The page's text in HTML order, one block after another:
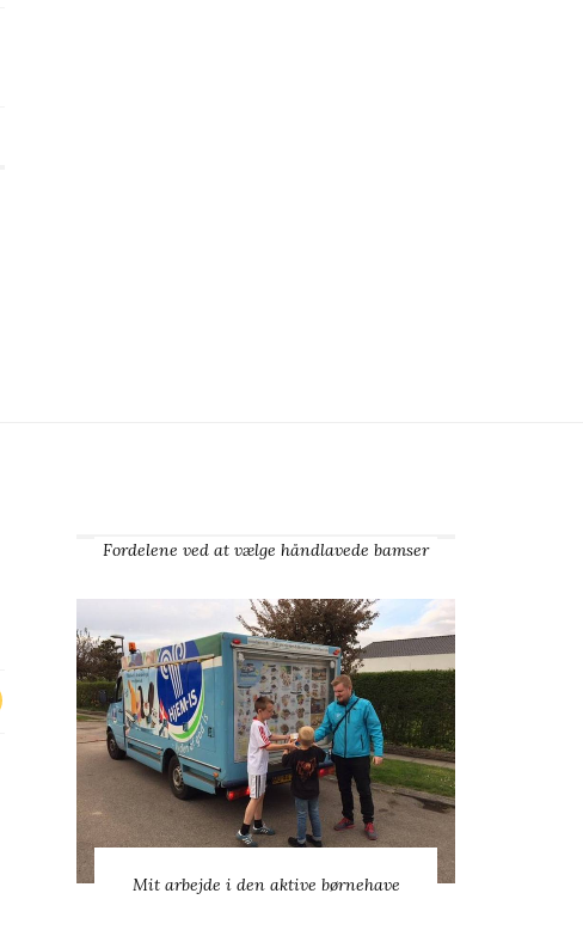
Fordelene ved at vælge håndlavede bamser
Mit arbejde i den aktive børnehave